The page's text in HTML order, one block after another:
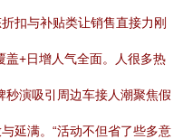
扣与补贴类让销售直接力刚
盖+日增人气全面。人很多热
秒演吸引周边车接人潮聚焦假
延满。“活动不但省了些多意